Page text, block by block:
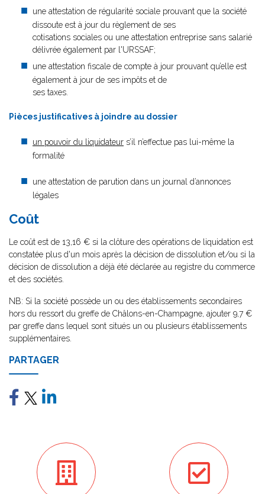
une attestation de régularité sociale prouvant que la société
dissoute est à jour du règlement de ses
cotisations sociales ou une attestation entreprise sans salarié
délivrée également par l'URSSAF;
une attestation fiscale de compte à jour prouvant qu’elle est
également à jour de ses impôts et de
ses taxes
Pièces justificatives à joindre au dossier
un pouvoir du liquidateur s’il n’effectue pas lui-même la
formalité
une attestation de parution dans un journal d’annonces
légales
Coût
Le coût est de 13,16 € si la clôture des opérations de liquidation est
constatée plus d'un mois après la décision de dissolution et/ou si la
décision de dissolution a déjà été déclarée au registre du commerce
et des sociétés.
NB: Si la société possède un ou des établissements secondaires
hors du ressort du greffe de Châlons-en-Champagne, ajouter 9,7 €
par greffe dans lequel sont situés un ou plusieurs établissements
supplémentaires.
PARTAGER